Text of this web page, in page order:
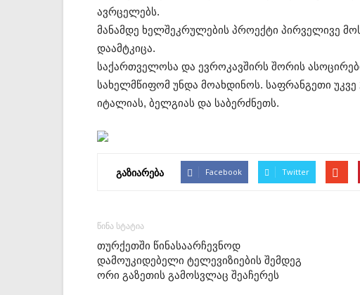
ავრცელებს.
მანამდე ხელშეკრულების პროექტი პირველივე
დაამტკიცა.
საქართველოსა და ევროკავშირს შორის
სახელმწიფომ უნდა მოახდინოს. საფრანგეთი
იტალიას, ბელგიას და საბერძნეთს.
გაზიარება Facebook Twitter
წინა სტატია
თურქეთში წინასაარჩევნოდ
დამოუკიდებელი ტელევიზიების შემდეგ
ორი გაზეთის გამოსვლაც შეაჩერეს